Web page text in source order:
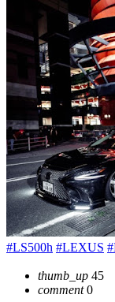
#LS500h #LEXUS
thumb_up 45
comment0